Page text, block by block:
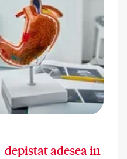
depistat adesea in